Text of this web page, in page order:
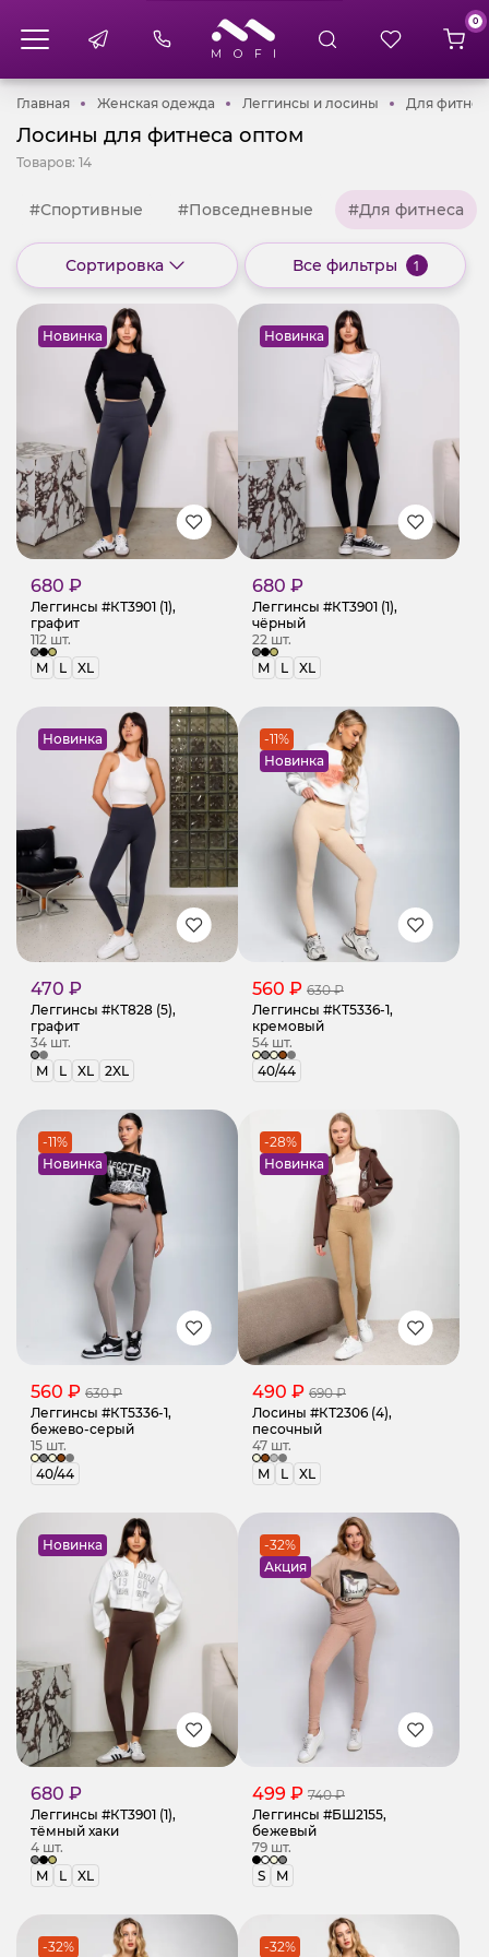
0
ГлавнаяГлавнаяЖенская одежда Женская одежда
Леггинсы и лосины Леггинсы и
Для
Лосины для фитнеса оптом
Товаров: 14
#Спортивные #Повседневные #Для фитнеса
Сортировка Все фильтры 1
Новинка
680 ₽
Леггинсы #КТ3901 (1),
графит
112 шт.
M
L XL
Новинка
680 ₽
Леггинсы #КТ3901 (1),
чёрный
22 шт.
M
L XL
Новинка
470 ₽
Леггинсы #КТ828 (5),
графит
34 шт.
M
L XL 2XL
-11%
Новинка
560 ₽ 630 ₽
Леггинсы #КТ5336-1,
кремовый
54 шт.
40/44
-11%
Новинка
560 ₽ 630 ₽
Леггинсы #КТ5336-1,
бежево-серый
15 шт.
40/44
-28%
Новинка
490 ₽ 690 ₽
Лосины #КТ2306 (4),
песочный
47 шт.
M
L XL
Новинка
680 ₽
Леггинсы #КТ3901 (1),
тёмный хаки
4 шт.
M
L XL
-32%
Акция
499 ₽ 740 ₽
Леггинсы #БШ2155,
бежевый
79 шт.
S
M
-32% -32%